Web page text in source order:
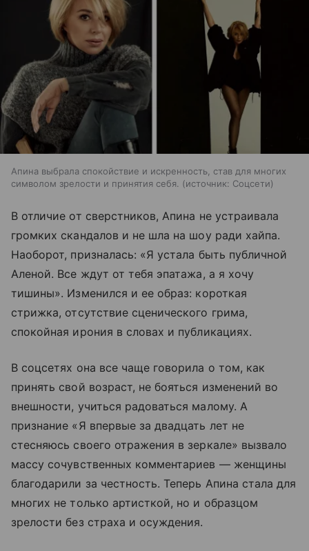
Апина выбрала спокойствие и искренность, став для многих
символом зрелости и принятия себя.
источник: Соцсети
В отличие от сверстников, Апина не устраивала
громких скандалов и не шла на шоу ради хайпа.
Наоборот, призналась: «Я устала быть публичной
Аленой. Все ждут от тебя эпатажа, а я хочу
тишины». Изменился и ее образ: короткая
стрижка, отсутствие сценического грима,
спокойная ирония в словах и публикациях.
В соцсетях она все чаще говорила о том, как
принять свой возраст, не бояться изменений во
внешности, учиться радоваться малому. А
признание «Я впервые за двадцать лет не
стесняюсь своего отражения в зеркале» вызвало
массу сочувственных комментариев — женщины
благодарили за честность. Теперь Апина стала для
многих не только артисткой, но и образцом
зрелости без страха и осуждения.